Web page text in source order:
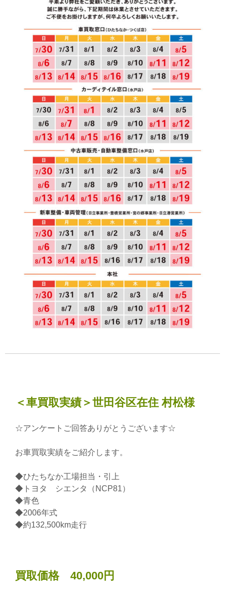
＜車買取実績＞世田谷区在住 村松様
☆アンケートご回答ありがとうございます☆
お車買取実績をご紹介します。
◆ひたちなか工場担当・引上
◆トヨタ シエンタ（NCP81）
◆青色
◆2006年式
◆約132,500km走行
買取価格 40,000円